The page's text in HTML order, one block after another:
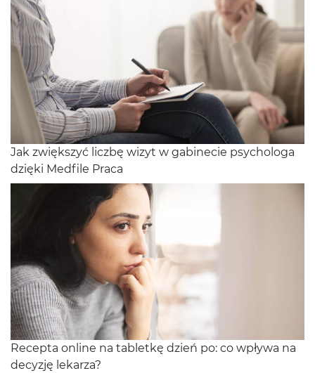
Jak zwiększyć liczbę wizyt w gabinecie psychologa
dzięki Medfile Praca
Recepta online na tabletkę dzień po: co wpływa na
decyzję lekarza?